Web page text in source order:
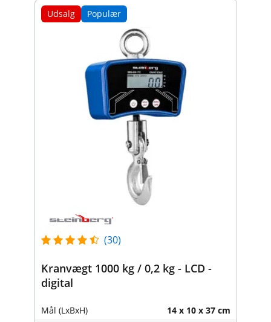
Udsalg Populær
(30)
Kranvægt 1000 kg / 0,2 kg - LCD -
digital
Mål (LxBxH) 14 x 10 x 37 cm